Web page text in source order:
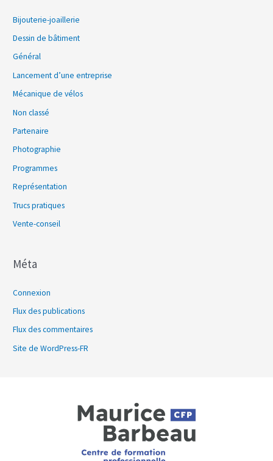
Bijouterie-joaillerie
Dessin de bâtiment
Général
Lancement d’une entreprise
Mécanique de vélos
Non classé
Partenaire
Photographie
Programmes
Représentation
Trucs pratiques
Vente-conseil
Méta
Connexion
Flux des publications
Flux des commentaires
Site de WordPress-FR